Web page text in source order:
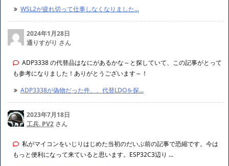
WSL2が疲れ切って仕事しなくなりました...
2024年1月28日
通りすがり さん
ADP3338 の代替品はなにがあるかな～と探していて、この記事がとって
も参考になりました！ありがとうございます～！
ADP3338が偽物だった件、、代替LDOを探...
2023年7月18日
工兵. PV2 さん
私がマイコンをいじりはじめた当初のだいぶ前の記事で恐縮です。今は
もっと便利になって来ていると思います。ESP32C3辺り ...